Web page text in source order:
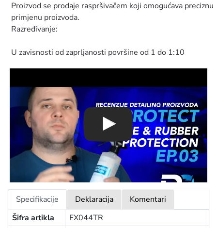
Proizvod se prodaje raspršivačem koji omogućava preciznu
primjenu proizvoda.
Razređivanje:
U zavisnosti od zaprljanosti površine od 1 do 1:10
Specifikacije Deklaracija
Komentari
Šifra artikla
FX044TR